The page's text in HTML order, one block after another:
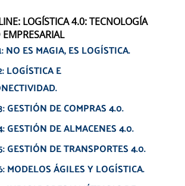
LOGÍSTICA 4.0: TECNOLOGÍA
NO ES MAGIA, ES LOGÍSTICA.
LOGÍSTICA E
GESTIÓN DE COMPRAS 4.0.
GESTIÓN DE ALMACENES 4.0.
GESTIÓN DE TRANSPORTES 4.0.
MODELOS ÁGILES Y LOGÍSTICA.